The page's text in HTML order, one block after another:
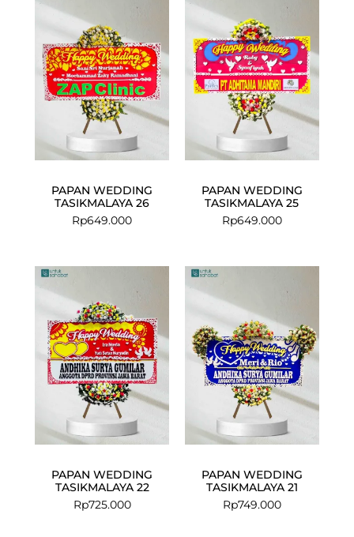
PAPAN WEDDING
TASIKMALAYA 26
Rp649.000
PAPAN WEDDING
TASIKMALAYA 25
Rp649.000
PAPAN WEDDING
TASIKMALAYA 22
Rp725.000
PAPAN WEDDING
TASIKMALAYA 21
Rp749.000